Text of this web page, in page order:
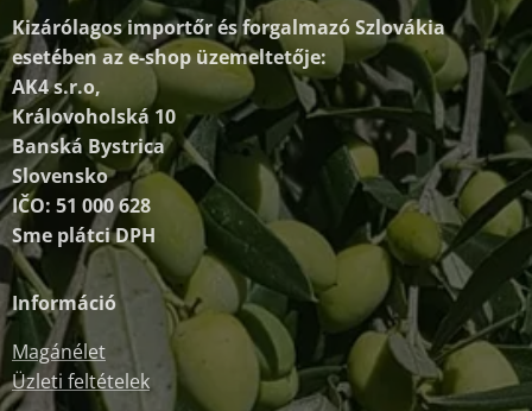
Kizárólagos importőr és forgalmazóSzlovákia
esetében az e-shop üzemeltetője:
AK4 s.r.o,
Královoholská 10
Banská Bystrica
Slovensko
IČO: 51 000 628
Sme plátci DPH
Információ
Magánélet
Üzleti feltételek